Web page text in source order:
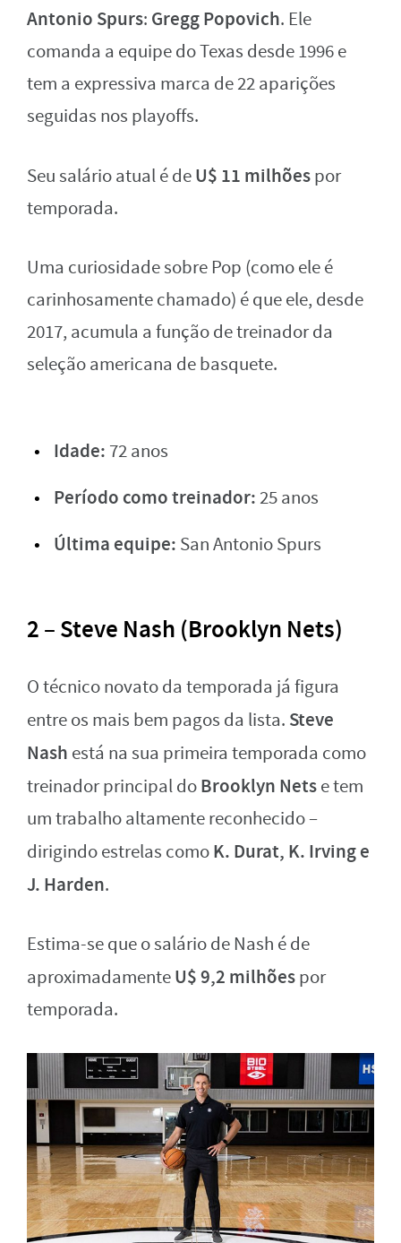
Antonio Spurs: Gregg Popovich. Ele
comanda a equipe do Texas desde 1996 e
tem a expressiva marca de 22 aparições
seguidas nos playoffs.
Seu salário atual é deU$ 11 milhõespor
temporada.
Uma curiosidade sobre Pop (como ele é
carinhosamente chamado) é que ele, desde
2017, acumula a função de treinador da
seleção americana de basquete.
Idade: 72 anos
Período como treinador: 25 anos
Última equipe: San Antonio Spurs
2 – Steve Nash (Brooklyn Nets)
O técnico novato da temporada já figura
entre os mais bem pagos da lista. Steve
Nash está na sua primeira temporada como
treinador principal doBrooklyn Netse tem
um trabalho altamente reconhecido –
dirigindo estrelas comoK. Durat, K. Irving e
J. Harden.
Estima-se que o salário de Nash é de
aproximadamenteU$ 9,2 milhõespor
temporada.